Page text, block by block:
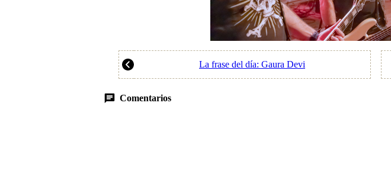
La frase del día: Gaura Devi
Comentarios